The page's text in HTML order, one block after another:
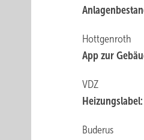
Hottgenroth
App zur
VDZ
Buderus